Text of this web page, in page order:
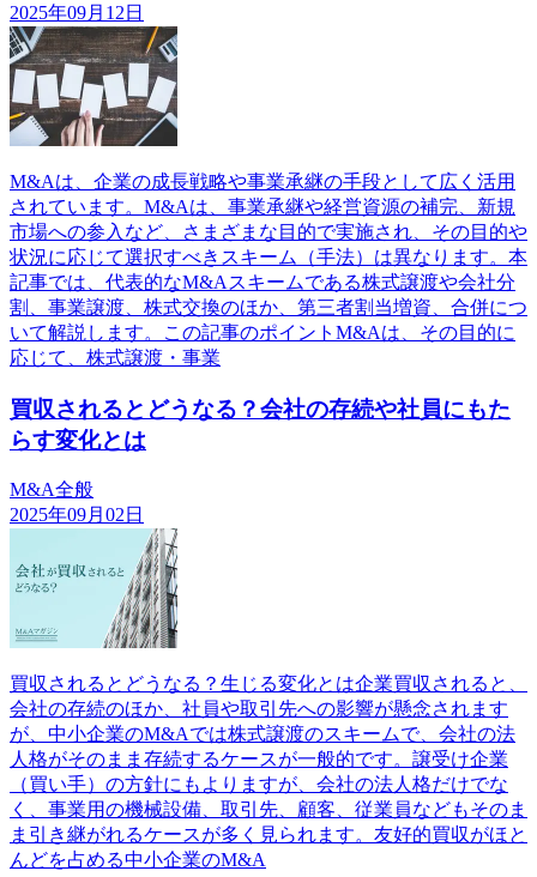
2025年09月12日
M&Aは、企業の成長戦略や事業承継の手段として広く活用
されています。M&Aは、事業承継や経営資源の補完、新規
市場への参入など、さまざまな目的で実施され、その目的や
状況に応じて選択すべきスキーム（手法）は異なります。本
記事では、代表的なM&Aスキームである株式譲渡や会社分
割、事業譲渡、株式交換のほか、第三者割当増資、合併につ
いて解説します。この記事のポイントM&Aは、その目的に
応じて、株式譲渡・事業
買収されるとどうなる？会社の存続や社員にもた
らす変化とは
M&A全般
2025年09月02日
買収されるとどうなる？生じる変化とは企業買収されると、
会社の存続のほか、社員や取引先への影響が懸念されます
が、中小企業のM&Aでは株式譲渡のスキームで、会社の法
人格がそのまま存続するケースが一般的です。譲受け企業
（買い手）の方針にもよりますが、会社の法人格だけでな
く、事業用の機械設備、取引先、顧客、従業員などもそのま
ま引き継がれるケースが多く見られます。友好的買収がほと
んどを占める中小企業のM&A